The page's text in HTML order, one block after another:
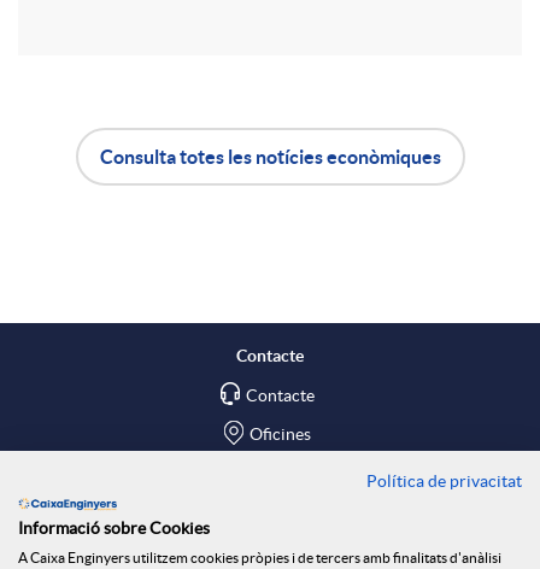
x
c
n
Consulta totes les notícies econòmiques
Contacte
Contacte
Oficines
Política de privacitat
Informació sobre Cookies
A Caixa Enginyers utilitzem cookies pròpies i de tercers amb finalitats d'anàlisi